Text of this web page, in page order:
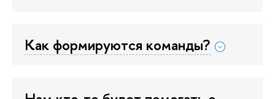
Как формируются команды?